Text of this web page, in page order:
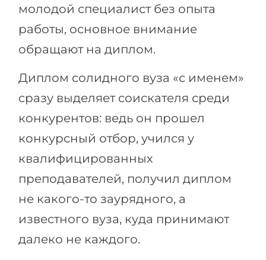
молодой специалист без опыта
работы, основное внимание
обращают на диплом.
Диплом солидного вуза «с именем»
сразу выделяет соискателя среди
конкурентов: ведь он прошел
конкурсный отбор, учился у
квалифицированных
преподавателей, получил диплом
не какого-то заурядного, а
известного вуза, куда принимают
далеко не каждого.